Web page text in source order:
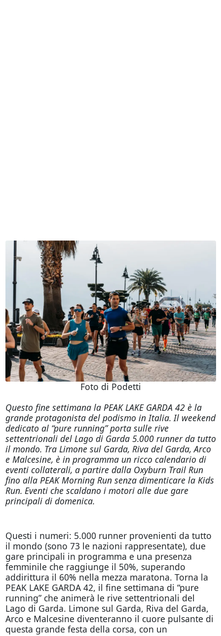
Foto di Podetti
Questo fine settimana la PEAK LAKE GARDA 42 è la
grande protagonista del podismo in Italia. Il weekend
dedicato al “pure running” porta sulle rive
settentrionali del Lago di Garda 5.000 runner da tutto
il mondo. Tra Limone sul Garda, Riva del Garda, Arco
e Malcesine, è in programma un ricco calendario di
eventi collaterali, a partire dalla Oxyburn Trail Run
fino alla PEAK Morning Run senza dimenticare la Kids
Run. Eventi che scaldano i motori alle due gare
principali di domenica.
Questi i numeri: 5.000 runner provenienti da tutto
il mondo (sono 73 le nazioni rappresentate), due
gare principali in programma e una presenza
femminile che raggiunge il 50%, superando
addirittura il 60% nella mezza maratona. Torna la
PEAK LAKE GARDA 42, il fine settimana di “pure
running” che animerà le rive settentrionali del
Lago di Garda. Limone sul Garda, Riva del Garda,
Arco e Malcesine diventeranno il cuore pulsante di
questa grande festa della corsa, con un